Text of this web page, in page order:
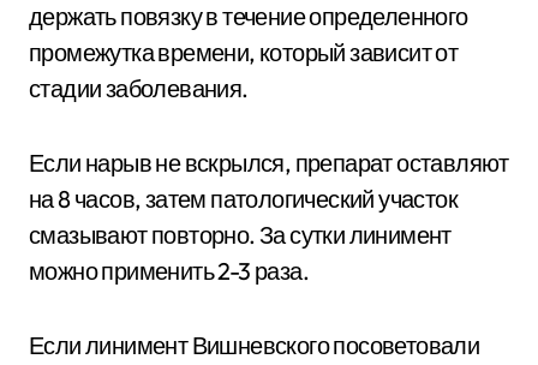
держать повязку в течение определенного
промежутка времени, который зависит от
стадии заболевания.
Если нарыв не вскрылся, препарат оставляют
на 8 часов, затем патологический участок
смазывают повторно. За сутки линимент
можно применить 2-3 раза.
Если линимент Вишневского посоветовали